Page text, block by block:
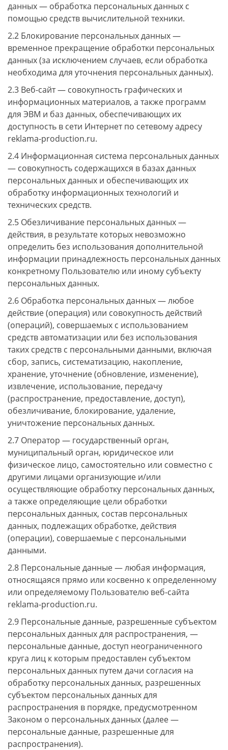
данных — обработка персональных данных с
помощью средств вычислительной техники.
2.2 Блокирование персональных данных —
временное прекращение обработки персональных
данных (за исключением случаев, если обработка
необходима для уточнения персональных данных).
2.3 Веб-сайт — совокупность графических и
информационных материалов, а также программ
для ЭВМ и баз данных, обеспечивающих их
доступность в сети Интернет по сетевому адресу
reklama-production.ru.
2.4 Информационная система персональных данных
— совокупность содержащихся в базах данных
персональных данных и обеспечивающих их
обработку информационных технологий и
технических средств.
2.5 Обезличивание персональных данных —
действия, в результате которых невозможно
определить без использования дополнительной
информации принадлежность персональных данных
конкретному Пользователю или иному субъекту
персональных данных.
2.6 Обработка персональных данных — любое
действие (операция) или совокупность действий
(операций), совершаемых с использованием
средств автоматизации или без использования
таких средств с персональными данными, включая
сбор, запись, систематизацию, накопление,
хранение, уточнение (обновление, изменение),
извлечение, использование, передачу
(распространение, предоставление, доступ),
обезличивание, блокирование, удаление,
уничтожение персональных данных.
2.7 Оператор — государственный орган,
муниципальный орган, юридическое или
физическое лицо, самостоятельно или совместно с
другими лицами организующие и/или
осуществляющие обработку персональных данных,
а также определяющие цели обработки
персональных данных, состав персональных
данных, подлежащих обработке, действия
(операции), совершаемые с персональными
данными.
2.8 Персональные данные — любая информация,
относящаяся прямо или косвенно к определенному
или определяемому Пользователю веб-сайта
reklama-production.ru.
2.9 Персональные данные, разрешенные субъектом
персональных данных для распространения, —
персональные данные, доступ неограниченного
круга лиц к которым предоставлен субъектом
персональных данных путем дачи согласия на
обработку персональных данных, разрешенных
субъектом персональных данных для
распространения в порядке, предусмотренном
Законом о персональных данных (далее —
персональные данные, разрешенные для
распространения).